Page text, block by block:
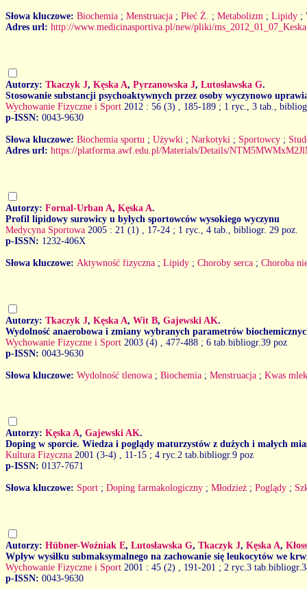
Słowa kluczowe: Biochemia ; Menstruacja ; Płeć Ż. ; Metabolizm ; Lipidy ;
Adres url: http://www.medicinasportiva.pl/new/pliki/
Autorzy: Tkaczyk J, Kęska A, Pyrzanowska J, Lutosławska G.
Stosowanie substancji psychoaktywnych przez osoby wyczynowo
Wychowanie Fizyczne i Sport 2012 : 56 (3)
, 185-189 ; 1 ryc., 3 tab.,
p-ISSN: 0043-9630
Słowa kluczowe: Biochemia sportu ; Używki ; Narkotyki ; Sportowcy ;
Adres url: https://platforma.awf.edu.pl/Materials/Details/
Autorzy: Fornal-Urban A, Kęska A.
Profil lipidowy surowicy u byłych sportowców wysokiego wyczynu
Medycyna Sportowa 2005 : 21 (1)
, 17-24 ; 1 ryc., 4 tab., bibliogr. 29 poz.
p-ISSN: 1232-406X
Słowa kluczowe: Aktywność fizyczna ; Lipidy ; Choroby serca ; Choroba
Autorzy: Tkaczyk J, Kęska A, Wit B, Gajewski AK.
Wydolność anaerobowa i zmiany wybranych parametrów
Wychowanie Fizyczne i Sport 2003 (4)
, 477-488 ; 6 tab.bibliogr.39 poz
p-ISSN: 0043-9630
Słowa kluczowe: Wydolność tlenowa ; Biochemia ; Menstruacja ; Kwas
Autorzy: Kęska A, Gajewski AK.
Doping w sporcie. Wiedza i poglądy maturzystów z dużych i małych
Kultura Fizyczna 2001 (3-4)
, 11-15 ; 4 ryc.2 tab.bibliogr.9 poz
p-ISSN: 0137-7671
Słowa kluczowe: Sport ; Doping farmakologiczny ; Młodzież ; Poglądy ;
Autorzy: Hübner-Woźniak E, Lutosławska G, Tkaczyk J, Kęska A,
Wpływ wysiłku submaksymalnego na zachowanie się leukocytów we
Wychowanie Fizyczne i Sport 2001 : 45 (2)
, 191-201 ; 2 ryc.3
p-ISSN: 0043-9630